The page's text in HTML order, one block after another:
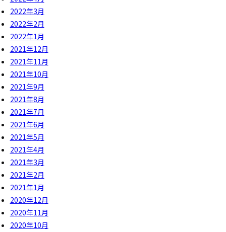
2022年3月
2022年2月
2022年1月
2021年12月
2021年11月
2021年10月
2021年9月
2021年8月
2021年7月
2021年6月
2021年5月
2021年4月
2021年3月
2021年2月
2021年1月
2020年12月
2020年11月
2020年10月